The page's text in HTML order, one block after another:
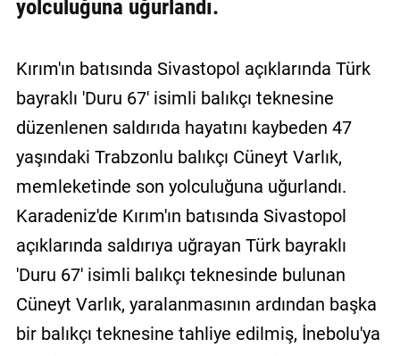
İletişim
Gizlilik
Politikası
yolculuğuna uğurlandı.
Kırım'ın batısında Sivastopol açıklarında Türk
bayraklı 'Duru 67' isimli balıkçı teknesine
düzenlenen saldırıda hayatını kaybeden 47
yaşındaki Trabzonlu balıkçı Cüneyt Varlık,
memleketinde son yolculuğuna uğurlandı.
Karadeniz'de Kırım'ın batısında Sivastopol
açıklarında saldırıya uğrayan Türk bayraklı
'Duru 67' isimli balıkçı teknesinde bulunan
Cüneyt Varlık, yaralanmasının ardından başka
bir balıkçı teknesine tahliye edilmiş, İnebolu'ya